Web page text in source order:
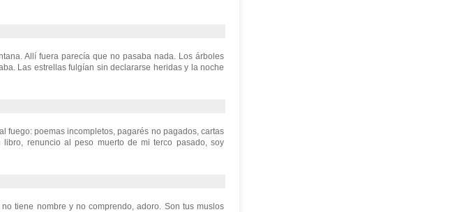
Allí fuera parecía que no pasaba nada. Los árboles
Las estrellas fulgían sin declararse heridas y la noche
fuego: poemas incompletos, pagarés no pagados, cartas
renuncio al peso muerto de mi terco pasado, soy
tiene nombre y no comprendo, adoro. Son tus muslos